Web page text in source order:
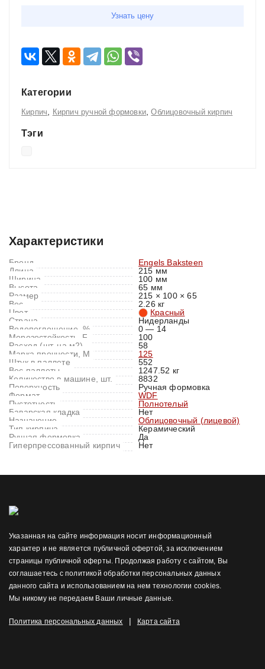
Узнать цену
Категории
Кирпич Кирпич ручной формовки ,Облицовочный кирпич
Тэги
Характеристики
Бренд
Engels Baksteen
Длина
215 мм
Ширина
100 мм
Высота
65 мм
Размер
215 × 100 × 65
Вес
2.26 кг
Цвет
Красный
Страна
Нидерланды
Водопоглощение, %
0 — 14
Морозостойкость, F
100
Расход (шт. на м2)
58
Марка прочности, M
125
Штук в паллете
552
Вес паллеты
1247.52 кг
Количество в машине, шт.
8832
Поверхность
Ручная формовка
Формат
WDF
Пустотность
Полнотелый
Баварская кладка
Нет
Назначение
Облицовочный (лицевой)
Тип кирпича
Керамический
Ручная формовка
Да
Гиперпрессованный кирпич
Нет
Указанная на сайте информация носит информационный
характер и не является публичной офертой, за исключением
страницы публичной оферты. Продолжая работу с сайтом, Вы
соглашаетесь с политикой обработки персональных данных
данного сайта и использованием на нем технологии cookies.
Мы никому не передаем Ваши личные данные.
Политика персональных данных | Карта сайта